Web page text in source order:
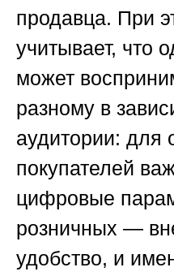
продавца. При
учитывает, что
может
разному в
аудитории: для
покупателей
цифровые
розничных —
удобство, и